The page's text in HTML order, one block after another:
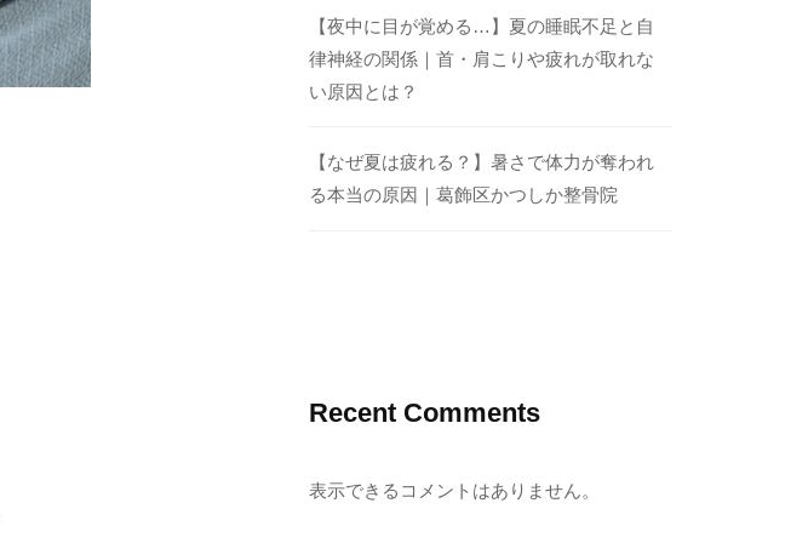
【夜中に目が覚める…】夏の睡眠不足と自
律神経の関係｜首・肩こりや疲れが取れな
い原因とは？
【なぜ夏は疲れる？】暑さで体力が奪われ
る本当の原因｜葛飾区かつしか整骨院
Recent Comments
表示できるコメントはありません。